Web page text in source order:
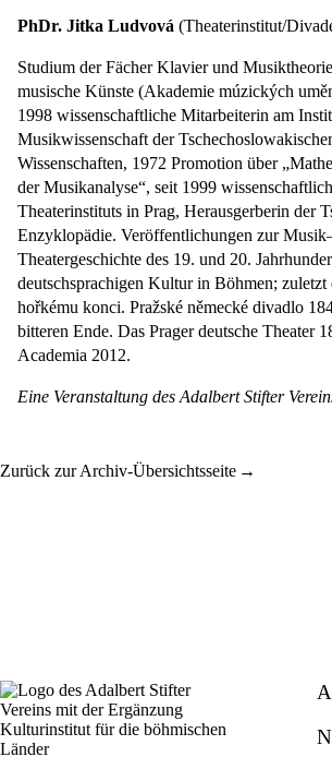
PhDr. Jitka Ludvová (Theaterinstitut/
Studium der Fächer Klavier und
musische Künste (Akademie múzických
1998 wissenschaftliche Mitarbeiterin am
Musikwissenschaft der
Wissenschaften, 1972 Promotion über
der Musikanalyse“, seit 1999
Theaterinstituts in Prag, Herausgerberin der
Enzyklopädie. Veröffentlichungen zur
Theatergeschichte des 19. und 20.
deutschsprachigen Kultur in Böhmen;
hořkému konci. Pražské německé divadlo
bitteren Ende. Das Prager deutsche Theater
Academia 2012.
Eine Veranstaltung des Adalbert Stifter
Zurück zur Archiv-Übersichtsseite